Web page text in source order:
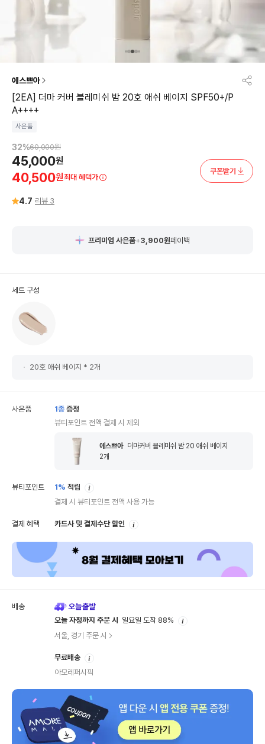
에스쁘아
[2EA] 더마 커버 블레미쉬 밤 20호 애쉬 베이지 SPF50+/P
A++++
사은품
32%60,000원
45,000원
40,500원최대 혜택가
쿠폰받기
4.7 리뷰 3
프리미엄 사은품+3,900원페이백
세트 구성
20호 애쉬 베이지 * 2개
사은품 1종 증정
뷰티포인트 전액 결제 시 제외
에스쁘아 더마커버 블레미쉬 밤 20 애쉬 베이지
2개
뷰티포인트 1% 적립
결제 시 뷰티포인트 전액 사용 가능
결제 혜택 카드사 및 결제수단 할인
배송
오늘 자정까지 주문 시
일요일 도착 88%
서울, 경기 주문 시
무료배송
아모레퍼시픽